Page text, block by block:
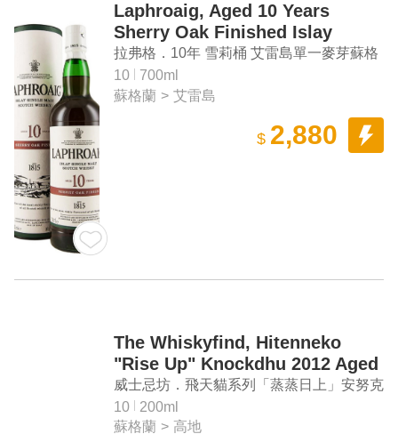
Laphroaig, Aged 10 Years
Sherry Oak Finished Islay
Single Malt Scotch Whisky
拉弗格．10年 雪莉桶 艾雷島單一麥芽蘇格
蘭威士忌
10
700ml
蘇格蘭 > 艾雷島
$ 2,880
The Whiskyfind, Hitenneko
"Rise Up" Knockdhu 2012 Aged
10 Years Single Malt Scotch
Whisky (2023 New Year Gift
Box)
威士忌坊．飛天貓系列「蒸蒸日上」安努克
2012 10年單一麥芽蘇格蘭威士忌（2023兔
年禮盒）
10
200ml
蘇格蘭 > 高地